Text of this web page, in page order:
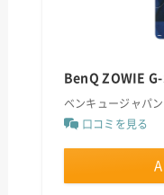
BenQ ZOWIE
ベンキュージャパン
口コミを見る